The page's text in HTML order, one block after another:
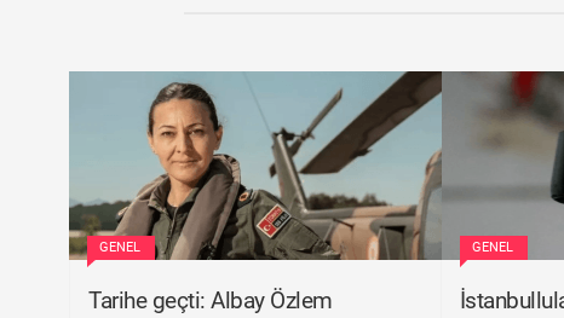
GENEL
Tarihe geçti: Albay Özlem
GENEL